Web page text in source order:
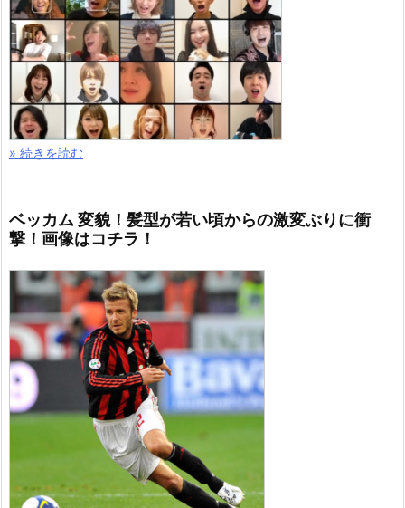
» 続きを読む
ベッカム 変貌！髪型が若い頃からの激変ぶりに衝
撃！画像はコチラ！